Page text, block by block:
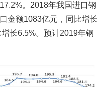
。2018年我国进口钢
金额1083亿元，同比增长
长6.5%。预计2019年钢